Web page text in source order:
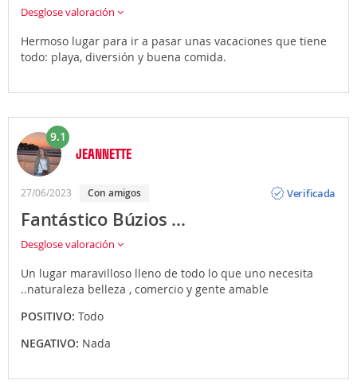
Desglose valoración
Hermoso lugar para ir a pasar unas vacaciones que tiene
todo: playa, diversión y buena comida.
9.1
JEANNETTE
27/06/2023 Con amigos
Verificada
Fantástico Búzios ...
Desglose valoración
Un lugar maravilloso lleno de todo lo que uno necesita
..naturaleza belleza , comercio y gente amable
POSITIVO: Todo
NEGATIVO: Nada